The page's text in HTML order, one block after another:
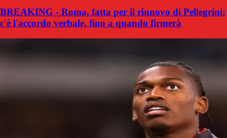
BREAKING - Roma, fatta per il rinnovo di Pellegrini:
c'è l'accordo verbale, fino a quando firmerà